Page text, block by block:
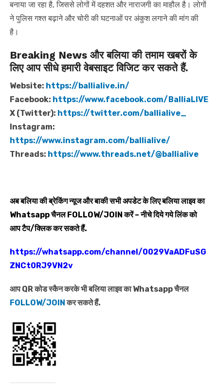
बनाया जा रहा है, जिससे लोगों में दहशत और नाराजगी का माहौल है। लोगों
ने पुलिस गश्त बढ़ाने और चोरी की घटनाओं पर अंकुश लगाने की मांग की
है।
Breaking News और बलिया की तमाम खबरों के
लिए आप सीधे हमारी वेबसाइट विजिट कर सकते हैं.
Website: https://ballialive.in/
Facebook: https://www.facebook.com/BalliaLIVE
X (Twitter): https://twitter.com/ballialive_
Instagram:
https://www.instagram.com/ballialive/
Threads: https://www.threads.net/@ballialive
अब बलिया की ब्रेकिंग न्यूज और बाकी सभी अपडेट के लिए बलिया लाइव का
WhatsappचैनलFOLLOW/JOINकरें – नीचे दिये गये लिंक को
आप टैप/क्लिक कर सकते हैं.
https://whatsapp.com/channel/0029VaADFuSG
ZNCt0RJ9VN2v
आप QR कोड स्कैन करके भी बलिया लाइव का Whatsapp चैनल
FOLLOW/JOINकर सकते हैं.